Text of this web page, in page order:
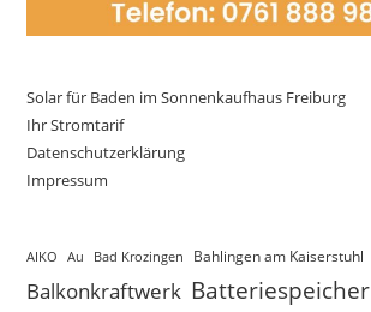
Solar für Baden im Sonnenkaufhaus Freiburg
Ihr Stromtarif
Datenschutzerklärung
Impressum
AIKO Au Bad Krozingen Bahlingen am Kaiserstuhl
Balkonkraftwerk Batteriespeicher